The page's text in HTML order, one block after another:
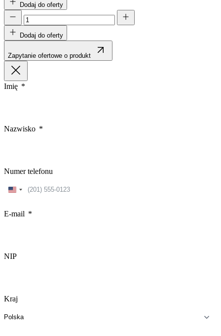
Dodaj do oferty
Dodaj do oferty
Zapytanie ofertowe o produkt
Imię
Nazwisko
Numer telefonu
United
E-mail
NIP
Kraj